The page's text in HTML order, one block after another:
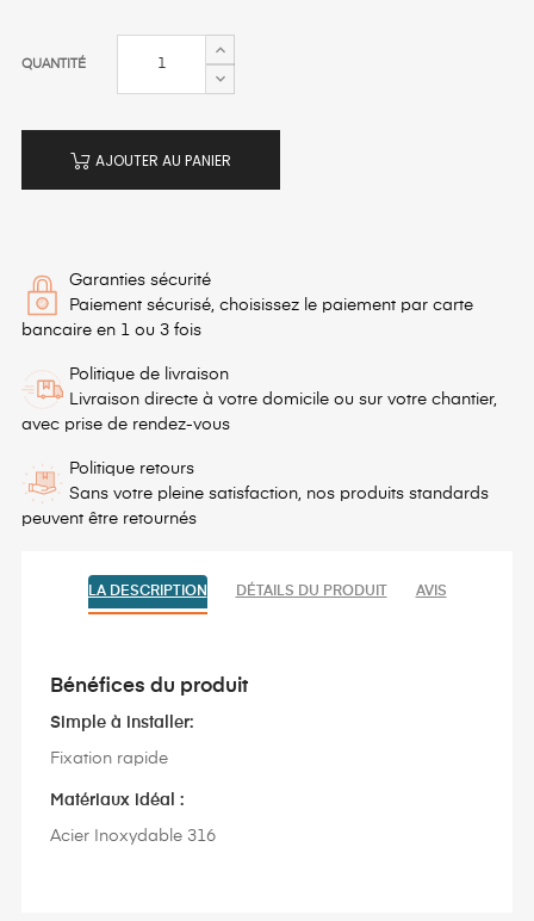
QUANTITÉ
AJOUTER AU PANIER
Garanties sécurité
Paiement sécurisé, choisissez le paiement par carte
bancaire en 1 ou 3 fois
Politique de livraison
Livraison directe à votre domicile ou sur votre chantier,
avec prise de rendez-vous
Politique retours
Sans votre pleine satisfaction, nos produits standards
peuvent être retournés
LA DESCRIPTION DÉTAILS DU PRODUIT AVIS
Bénéfices du produit
Simple à installer:
Fixation rapide
Matériaux idéal :
Acier Inoxydable 316